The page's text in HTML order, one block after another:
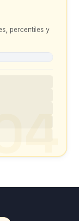
percentiles y